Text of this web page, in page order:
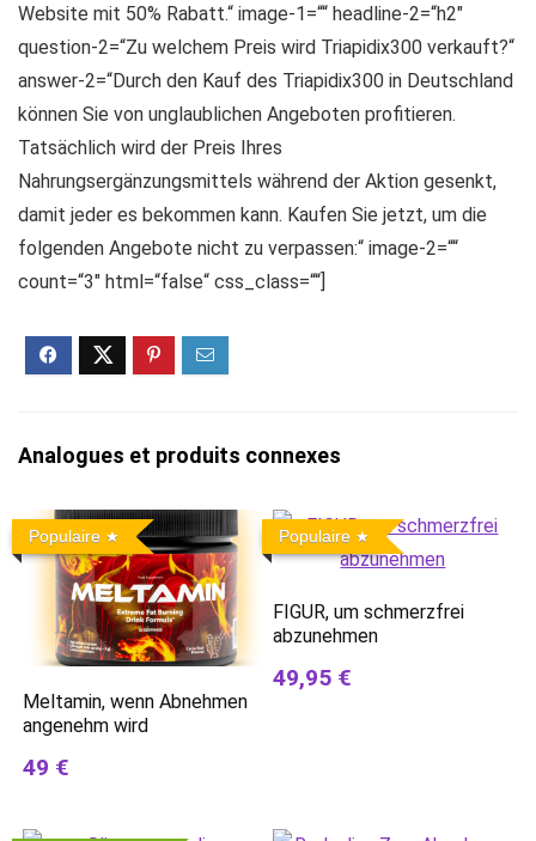
Website mit 50% Rabatt.“ image-1=““ headline-2=“h2″
question-2=“Zu welchem ​​Preis wird Triapidix300 verkauft?“
answer-2=“Durch den Kauf des Triapidix300 in Deutschland
können Sie von unglaublichen Angeboten profitieren.
Tatsächlich wird der Preis Ihres
Nahrungsergänzungsmittels während der Aktion gesenkt,
damit jeder es bekommen kann. Kaufen Sie jetzt, um die
folgenden Angebote nicht zu verpassen:“ image-2=““
count=“3″ html=“false“ css_class=““]
Analogues et produits connexes
Populaire
Meltamin, wenn Abnehmen
angenehm wird
49 €
Populaire
FIGUR, um schmerzfrei
abzunehmen
49,95 €